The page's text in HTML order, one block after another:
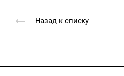
Назад к списку